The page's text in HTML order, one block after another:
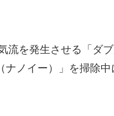
流を発生させる「ダ
ナノイー）」を掃除中